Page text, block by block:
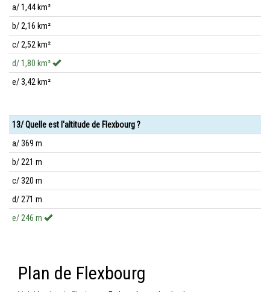
a/ 1,44 km²
b/ 2,16 km²
c/ 2,52 km²
d/ 1,80 km²
e/ 3,42 km²
13/ Quelle est l'altitude de Flexbourg ?
a/ 369 m
b/ 221 m
c/ 320 m
d/ 271 m
e/ 246 m
Plan de Flexbourg